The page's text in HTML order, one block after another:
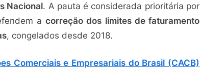
Nacional. A pauta é considerada prioritária por
acorreção dos limites de faturamento
, congelados desde 2018.
Comerciais e Empresariais do Brasil (CACB)